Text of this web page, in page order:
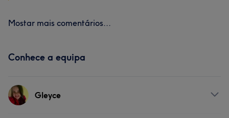
Mostar mais comentários...
Conhece a equipa
Gleyce